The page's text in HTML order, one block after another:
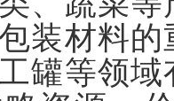
装材料
罐等领